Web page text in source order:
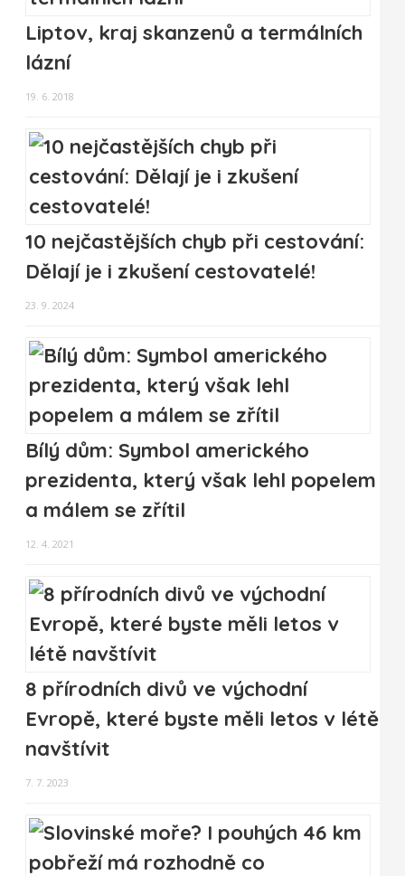
Liptov, kraj skanzenů a termálních
lázní
19. 6. 2018
10 nejčastějších chyb při cestování:
Dělají je i zkušení cestovatelé!
23. 9. 2024
Bílý dům: Symbol amerického
prezidenta, který však lehl popelem
a málem se zřítil
12. 4. 2021
8 přírodních divů ve východní
Evropě, které byste měli letos v létě
navštívit
7. 7. 2023